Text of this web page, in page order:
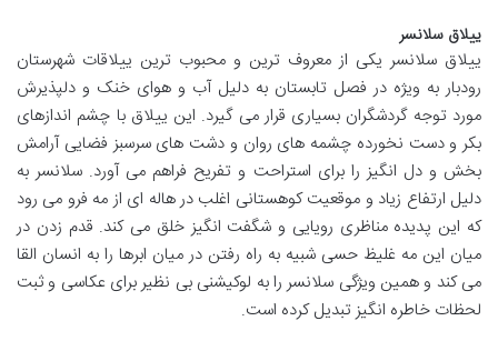
ییلاق سلانسر
ییلاق سلانسر یکی از معروف ترین و محبوب ترین ییلاقات شهرستان
رودبار به ویژه در فصل تابستان به دلیل آب و هوای خنک و دلپذیرش
مورد توجه گردشگران بسیاری قرار می گیرد. این ییلاق با چشم اندازهای
بکر و دست نخورده چشمه های روان و دشت های سرسبز فضایی آرامش
بخش و دل انگیز را برای استراحت و تفریح فراهم می آورد. سلانسر به
دلیل ارتفاع زیاد و موقعیت کوهستانی اغلب در هاله ای از مه فرو می رود
که این پدیده مناظری رویایی و شگفت انگیز خلق می کند. قدم زدن در
میان این مه غلیظ حسی شبیه به راه رفتن در میان ابرها را به انسان القا
می کند و همین ویژگی سلانسر را به لوکیشنی بی نظیر برای عکاسی و ثبت
لحظات خاطره انگیز تبدیل کرده است.